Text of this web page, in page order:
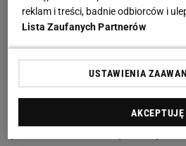
Bartosz
reklam i treści, badnie odbiorców i
Lista Zaufanych Partnerów
USTAWIENIA
AKCEPTUJĘ